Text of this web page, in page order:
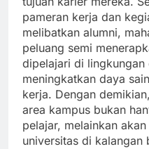
pameran kerja dan
melibatkan alumni,
peluang semi
dipelajari di lingkungan
meningkatkan daya
kerja. Dengan
area kampus bukan
pelajar, melainkan
universitas di kalangan